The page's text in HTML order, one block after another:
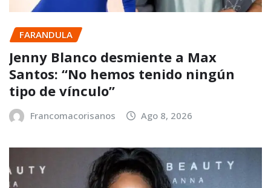
FARANDULA
Jenny Blanco desmiente a Max
Santos: “No hemos tenido ningún
tipo de vínculo”
Francomacorisanos Ago 8, 2026